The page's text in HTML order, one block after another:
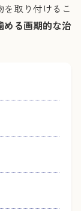
取り付けるこ
める画期的な治